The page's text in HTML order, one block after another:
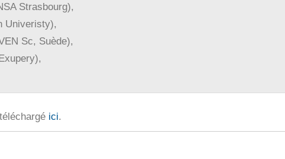
Strasbourg),
Univeristy),
Sc, Suède),
ici.